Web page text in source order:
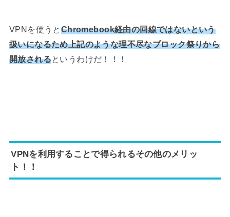
VPNを使うと Chromebook経由の回線ではないという
扱いになるため上記のような理不尽なブロック祭りから
開放されるというわけだ！！！
VPNを利用することで得られるその他のメリッ
ト！！